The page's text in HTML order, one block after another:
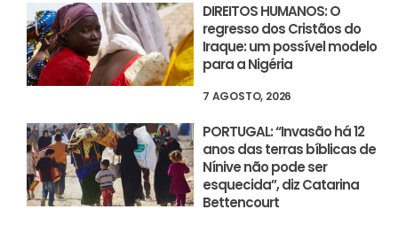
DIREITOS HUMANOS: O
regresso dos Cristãos do
Iraque: um possível modelo
para a Nigéria
7 AGOSTO, 2026
PORTUGAL: “Invasão há 12
anos das terras bíblicas de
Nínive não pode ser
esquecida”, diz Catarina
Bettencourt